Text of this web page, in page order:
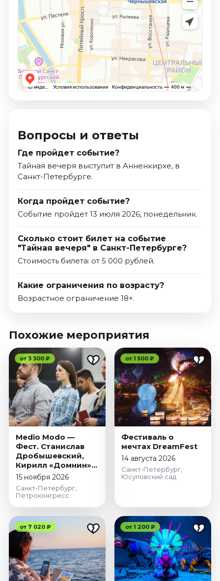
Вопросы и ответы
Где пройдет событие?
Тайная вечеря выступит в Анненкирхе, в
Санкт-Петербурге.
Когда пройдет событие?
Событие пройдет 13 июля 2026, понедельник.
Сколько стоит билет на событие
"Тайная вечеря" в Санкт-Петербурге?
Стоимость билета: от 5 000 рублей.
Какие ограничения по возрасту?
Возрастное ограничение 18+.
Похожие мероприятия
от 3 300 ₽
Medio Modo —
Фест. Станислав
Дробышевский,
Кирилл «Домнин»
Буренок, Алексей
Водовозов
15 ноября 2026
Санкт-Петербург,
Петроконгресс
от 1 500 ₽
Фестиваль о
мечтах DreamFest
14 августа 2026
Санкт-Петербург,
Юсуповский сад
от 7 020 ₽ от 1 200 ₽